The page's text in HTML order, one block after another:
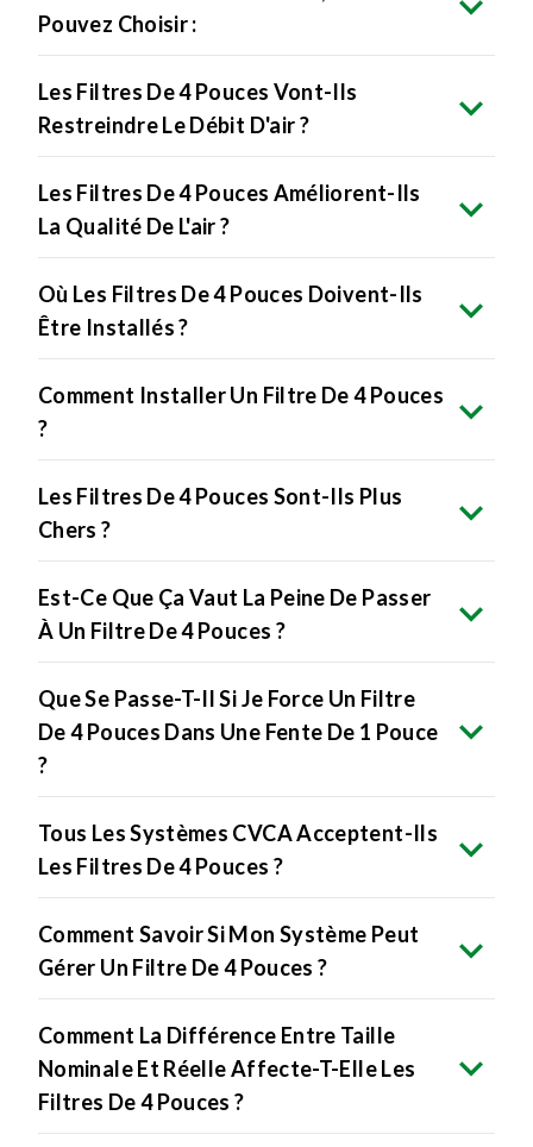
Pouvez Choisir :
Les Filtres De 4 Pouces Vont-Ils
Restreindre Le Débit D'air ?
Les Filtres De 4 Pouces Améliorent-Ils
La Qualité De L'air ?
Où Les Filtres De 4 Pouces Doivent-Ils
Être Installés ?
Comment Installer Un Filtre De 4 Pouces
?
Les Filtres De 4 Pouces Sont-Ils Plus
Chers ?
Est-Ce Que Ça Vaut La Peine De Passer
À Un Filtre De 4 Pouces ?
Que Se Passe-T-Il Si Je Force Un Filtre
De 4 Pouces Dans Une Fente De 1 Pouce
?
Tous Les Systèmes CVCA Acceptent-Ils
Les Filtres De 4 Pouces ?
Comment Savoir Si Mon Système Peut
Gérer Un Filtre De 4 Pouces ?
Comment La Différence Entre Taille
Nominale Et Réelle Affecte-T-Elle Les
Filtres De 4 Pouces ?